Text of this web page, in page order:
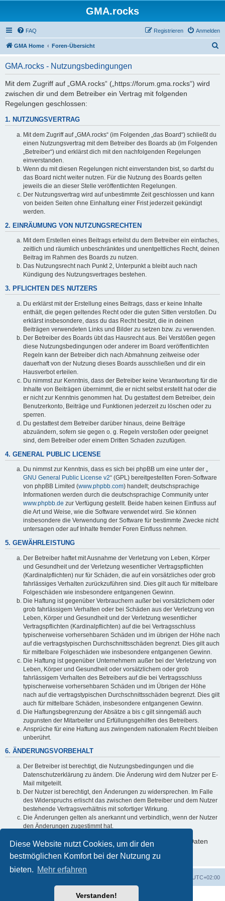
Diese Website nutzt Cookies, um dir den
bestmöglichen Komfort bei der Nutzung zu
bieten. Mehr erfahren
Verstanden!
GMA.rocks
FAQ Anmelden
Registrieren
GMA Home Foren-Übersicht
GMA.rocks - Nutzungsbedingungen
Mit dem Zugriff auf „GMA.rocks“ („https://forum.gma.rocks“) wird
zwischen dir und dem Betreiber ein Vertrag mit folgenden
Regelungen geschlossen:
1. NUTZUNGSVERTRAG
Mit dem Zugriff auf „GMA.rocks“ (im Folgenden „das Board“) schließt du
einen Nutzungsvertrag mit dem Betreiber des Boards ab (im Folgenden
„Betreiber“) und erklärst dich mit den nachfolgenden Regelungen
einverstanden.
Wenn du mit diesen Regelungen nicht einverstanden bist, so darfst du
das Board nicht weiter nutzen. Für die Nutzung des Boards gelten
jeweils die an dieser Stelle veröffentlichten Regelungen.
Der Nutzungsvertrag wird auf unbestimmte Zeit geschlossen und kann
von beiden Seiten ohne Einhaltung einer Frist jederzeit gekündigt
werden.
2. EINRÄUMUNG VON NUTZUNGSRECHTEN
Mit dem Erstellen eines Beitrags erteilst du dem Betreiber ein einfaches,
zeitlich und räumlich unbeschränktes und unentgeltliches Recht, deinen
Beitrag im Rahmen des Boards zu nutzen.
Das Nutzungsrecht nach Punkt 2, Unterpunkt a bleibt auch nach
Kündigung des Nutzungsvertrages bestehen.
3. PFLICHTEN DES NUTZERS
Du erklärst mit der Erstellung eines Beitrags, dass er keine Inhalte
enthält, die gegen geltendes Recht oder die guten Sitten verstoßen. Du
erklärst insbesondere, dass du das Recht besitzt, die in deinen
Beiträgen verwendeten Links und Bilder zu setzen bzw. zu verwenden.
Der Betreiber des Boards übt das Hausrecht aus. Bei Verstößen gegen
diese Nutzungsbedingungen oder anderer im Board veröffentlichten
Regeln kann der Betreiber dich nach Abmahnung zeitweise oder
dauerhaft von der Nutzung dieses Boards ausschließen und dir ein
Hausverbot erteilen.
Du nimmst zur Kenntnis, dass der Betreiber keine Verantwortung für die
Inhalte von Beiträgen übernimmt, die er nicht selbst erstellt hat oder die
er nicht zur Kenntnis genommen hat. Du gestattest dem Betreiber, dein
Benutzerkonto, Beiträge und Funktionen jederzeit zu löschen oder zu
sperren.
Du gestattest dem Betreiber darüber hinaus, deine Beiträge
abzuändern, sofern sie gegen o. g. Regeln verstoßen oder geeignet
sind, dem Betreiber oder einem Dritten Schaden zuzufügen.
4. GENERAL PUBLIC LICENSE
Du nimmst zur Kenntnis, dass es sich bei phpBB um eine unter der „
GNU General Public License v2“ (GPL) bereitgestellten Foren-Software
von phpBB Limited (www.phpbb.com) handelt; deutschsprachige
Informationen werden durch die deutschsprachige Community unter
www.phpbb.de zur Verfügung gestellt. Beide haben keinen Einfluss auf
die Art und Weise, wie die Software verwendet wird. Sie können
insbesondere die Verwendung der Software für bestimmte Zwecke nicht
untersagen oder auf Inhalte fremder Foren Einfluss nehmen.
5. GEWÄHRLEISTUNG
Der Betreiber haftet mit Ausnahme der Verletzung von Leben, Körper
und Gesundheit und der Verletzung wesentlicher Vertragspflichten
(Kardinalpflichten) nur für Schäden, die auf ein vorsätzliches oder grob
fahrlässiges Verhalten zurückzuführen sind. Dies gilt auch für mittelbare
Folgeschäden wie insbesondere entgangenen Gewinn.
Die Haftung ist gegenüber Verbrauchern außer bei vorsätzlichem oder
grob fahrlässigem Verhalten oder bei Schäden aus der Verletzung von
Leben, Körper und Gesundheit und der Verletzung wesentlicher
Vertragspflichten (Kardinalpflichten) auf die bei Vertragsschluss
typischerweise vorhersehbaren Schäden und im übrigen der Höhe nach
auf die vertragstypischen Durchschnittsschäden begrenzt. Dies gilt auch
für mittelbare Folgeschäden wie insbesondere entgangenen Gewinn.
Die Haftung ist gegenüber Unternehmern außer bei der Verletzung von
Leben, Körper und Gesundheit oder vorsätzlichem oder grob
fahrlässigem Verhalten des Betreibers auf die bei Vertragsschluss
typischerweise vorhersehbaren Schäden und im Übrigen der Höhe
nach auf die vertragstypischen Durchschnittsschäden begrenzt. Dies gilt
auch für mittelbare Schäden, insbesondere entgangenen Gewinn.
Die Haftungsbegrenzung der Absätze a bis c gilt sinngemäß auch
zugunsten der Mitarbeiter und Erfüllungsgehilfen des Betreibers.
Ansprüche für eine Haftung aus zwingendem nationalem Recht bleiben
unberührt.
6. ÄNDERUNGSVORBEHALT
Der Betreiber ist berechtigt, die Nutzungsbedingungen und die
Datenschutzerklärung zu ändern. Die Änderung wird dem Nutzer per E-
Mail mitgeteilt.
Der Nutzer ist berechtigt, den Änderungen zu widersprechen. Im Falle
des Widerspruchs erlischt das zwischen dem Betreiber und dem Nutzer
bestehende Vertragsverhältnis mit sofortiger Wirkung.
Die Änderungen gelten als anerkannt und verbindlich, wenn der Nutzer
den Änderungen zugestimmt hat.
Informationen über den Umgang mit deinen persönlichen Daten
sind in der Datenschutzerklärung enthalten.
UTC+02:00
Powered byphpBB® Forum Software © phpBB Limited